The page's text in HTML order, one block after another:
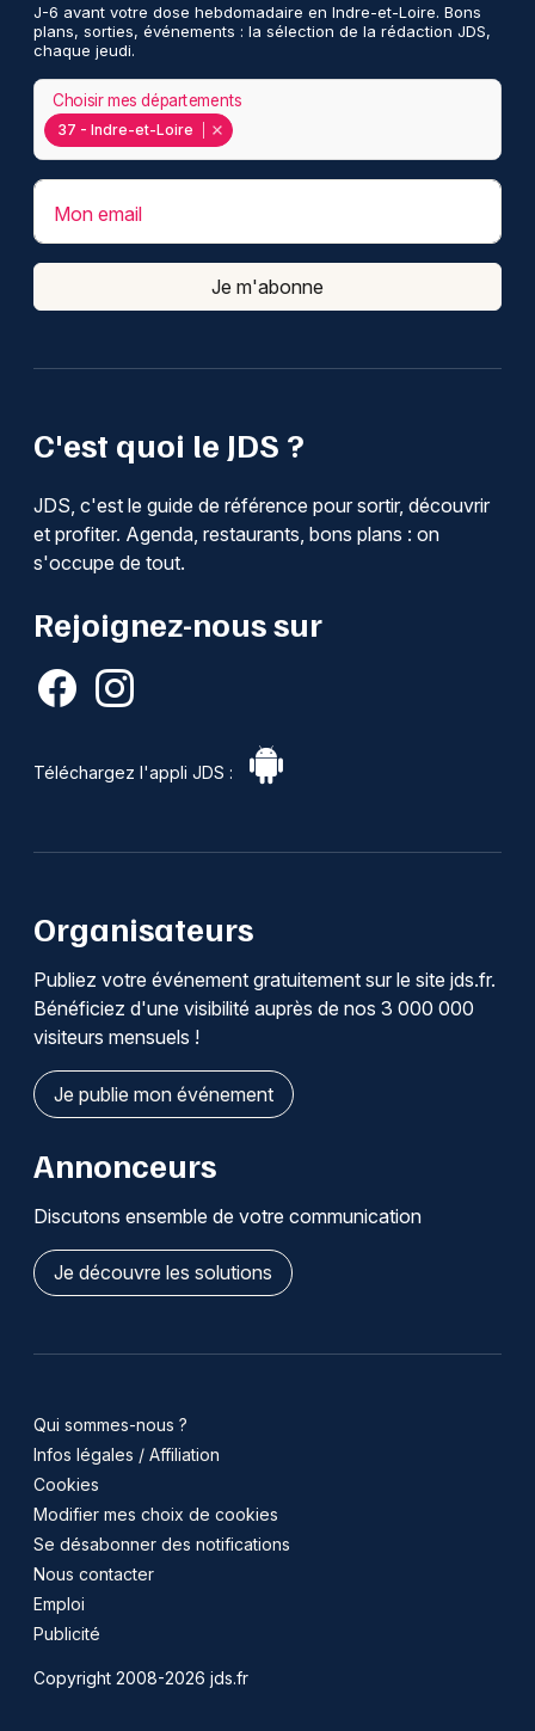
C'est quoi le JDS ?
JDS, c'est le guide de référence pour sortir, découvrir
et profiter. Agenda, restaurants, bons plans : on
s'occupe de tout.
Rejoignez-nous sur
Téléchargez l'appli JDS :
J-6 avant votre dose hebdomadaire en Indre-et-Loire. Bons
plans, sorties, événements : la sélection de la rédaction JDS,
chaque jeudi.
37 - Indre-et-Loire
Choisir mes départements
Mon email
Je m'abonne
Organisateurs
Publiez votre événement gratuitement sur le site jds.fr.
Bénéficiez d'une visibilité auprès de nos 3 000 000
visiteurs mensuels !
Je publie mon événement
Annonceurs
Discutons ensemble de votre communication
Je découvre les solutions
Qui sommes-nous ?
Infos légales / Affiliation
Cookies
Modifier mes choix de cookies
Se désabonner des notifications
Nous contacter
Emploi
Publicité
Copyright 2008-2026 jds.fr